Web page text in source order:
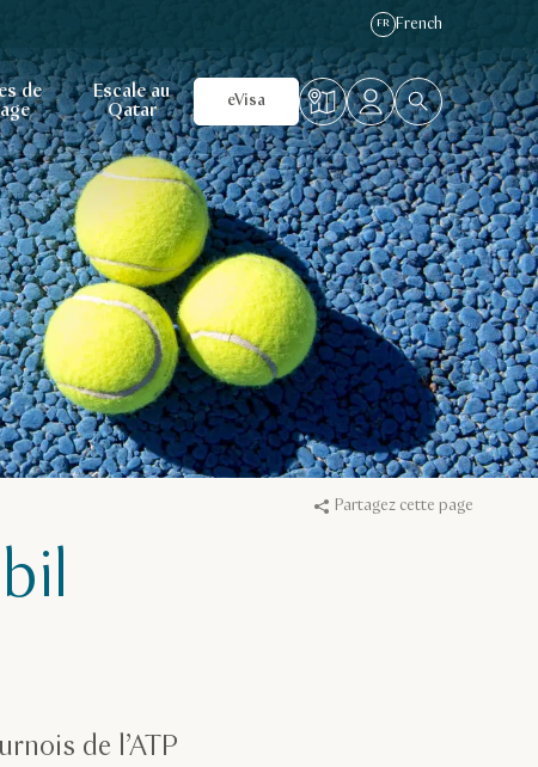
FR French
de Escale au
Qatar eVisa
Partagez cette page
de l’ATP